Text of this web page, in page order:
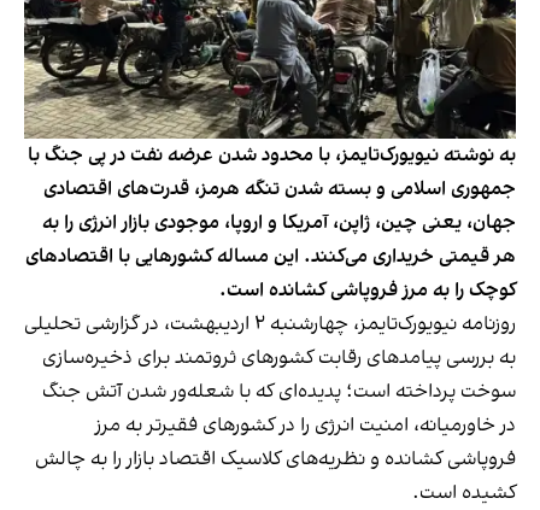
به نوشته نیویورک‌تایمز، با محدود شدن عرضه نفت در پی جنگ با
جمهوری اسلامی و بسته شدن تنگه هرمز، قدرت‌های اقتصادی
جهان، یعنی چین، ژاپن، آمریکا و اروپا، موجودی بازار انرژی را به
هر قیمتی خریداری می‌کنند. این مساله کشورهایی با اقتصادهای
کوچک را به مرز فروپاشی کشانده است.
روزنامه نیویورک‌تایمز، چهارشنبه ۲ اردیبهشت، در گزارشی تحلیلی
به بررسی پیامدهای رقابت کشورهای ثروتمند برای ذخیره‌سازی
سوخت پرداخته است؛ پدیده‌ای که با شعله‌ور شدن آتش جنگ
در خاورمیانه، امنیت انرژی را در کشورهای فقیرتر به مرز
فروپاشی کشانده و نظریه‌های کلاسیک اقتصاد بازار را به چالش
کشیده است.